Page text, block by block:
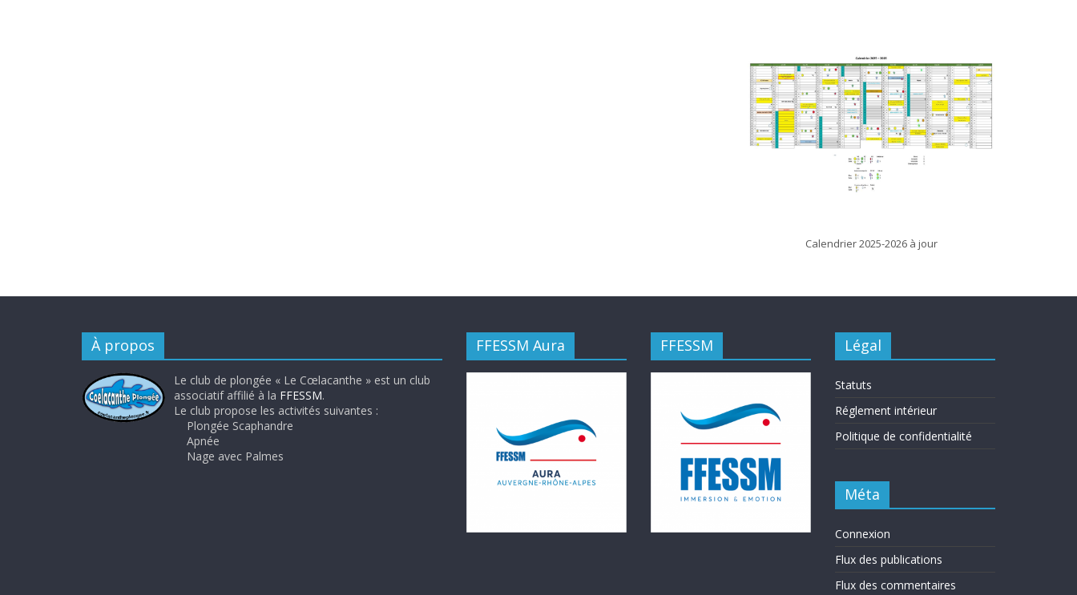
Calendrier 2025-2026 à jour
À propos
Le club de plongée « Le Cœlacanthe » est un club
associatif affilié à la FFESSM.
Le club propose les activités suivantes :
Plongée Scaphandre
Apnée
Nage avec Palmes
FFESSM Aura FFESSM Légal
Statuts
Réglement intérieur
Politique de confidentialité
Méta
Connexion
Flux des publications
Flux des commentaires